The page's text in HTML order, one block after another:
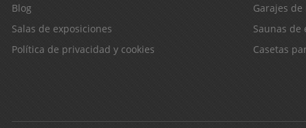
Blog
Salas de exposiciones
Política de privacidad y cookies
Garajes
Saunas de
Casetas